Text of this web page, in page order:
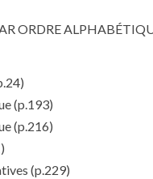
ORDRE
(p.193)
(p.216)
(p.229)